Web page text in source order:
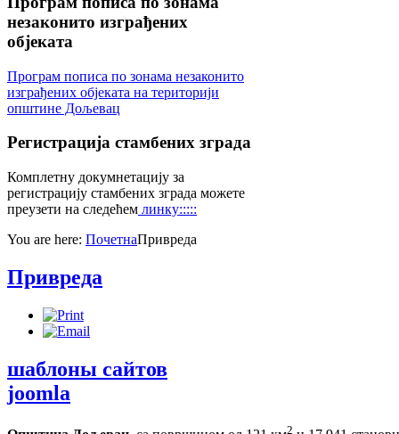
незаконито изграђених
објеката
Програм пописа по зонама незаконито
изграђених објеката на територији
општине Дољевац
Регистрација стамбених зграда
Комплетну докумнетацију за
регистрацију стамбених зграда можете
преузети на следећем линку:::::
You are here: ПочетнаПривреда
Привреда
шаблоны сайтов
joomla
2